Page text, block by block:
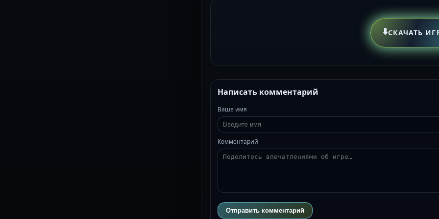
⬇️СКАЧАТЬ
Написать комментарий
Ваше имя
Комментарий
Отправить комментарий